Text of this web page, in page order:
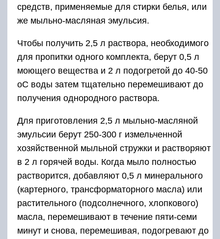
средств, применяемые для стирки белья, или
же мыльно-масляная эмульсия.
Чтобы получить 2,5 л раствора, необходимого
для пропитки одного комплекта, берут 0,5 л
моющего вещества и 2 л подогретой до 40-50
оС воды затем тщательно перемешивают до
получения однородного раствора.
Для приготовления 2,5 л мыльно-масляной
эмульсии берут 250-300 г измельченной
хозяйственной мыльной стружки и растворяют
в 2 л горячей воды. Когда мыло полностью
растворится, добавляют 0,5 л минерального
(картерного, трансформаторного масла) или
растительного (подсолнечного, хлопкового)
масла, перемешивают в течение пяти-семи
минут и снова, перемешивая, подогревают до